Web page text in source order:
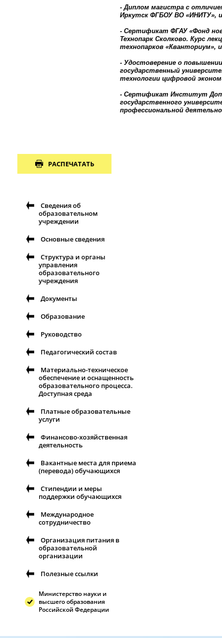
- Диплом магистра с
Иркутск ФГБОУ ВО «ИНИТУ»,
- Сертификат ФГАУ «Фонд
Технопарк Сколково. Курс
технопарков «Кванториум»,
- Удостоверение о
государственный
технологии цифровой
- Сертификат Институт
государственного
профессиональной
РАСПЕЧАТАТЬ
Сведения об
образовательном
учреждении
Основные сведения
Структура и органы
управления
образовательного
учреждения
Документы
Образование
Руководство
Педагогический состав
Материально-техническое
обеспечение и оснащенность
образовательного процесса.
Доступная среда
Платные образовательные
услуги
Финансово-хозяйственная
деятельность
Вакантные места для приема
(перевода) обучающихся
Стипендии и меры
поддержки обучающихся
Международное
сотрудничество
Организация питания в
образовательной
организации
Полезные ссылки
Министерство науки и
высшего образования
Российской Федерации